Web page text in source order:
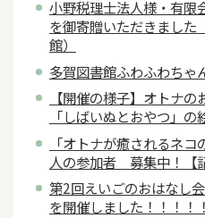
小野税理士法人様・有限
を御寄贈いただきました
館）
多賀図書館ふわふわちゃ
【開催の様子】オトナ
「しばいぬとおやつ」の
「オトナが癒されるネ
人の参加者 募集中！【
第2回えいごのおはなし
を開催しました！！！！